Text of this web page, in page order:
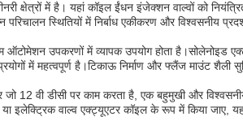
क्षेत्रों में है। यहां कॉइल ईंधन इंजेक्शन वाल्वों को
स्थितियों में निर्बाध एकीकरण और विश्वसनीय
उपकरणों में व्यापक उपयोग होता है।सोलेनोइड
में महत्वपूर्ण है।टिकाऊ निर्माण और फ्लैंज माउंट
12 वी डीसी पर काम करता है, एक बहुमुखी और
इलेक्ट्रिक वाल्व एक्ट्यूएटर कॉइल के रूप में किया जाए,